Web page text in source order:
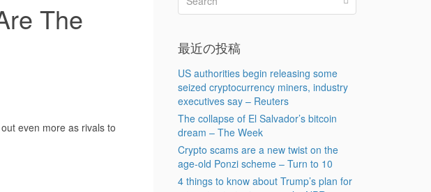
The
even more as rivals to
最近の投稿
US authorities begin releasing some
seized cryptocurrency miners, industry
executives say – Reuters
The collapse of El Salvador’s bitcoin
dream – The Week
Crypto scams are a new twist on the
age-old Ponzi scheme – Turn to 10
4 things to know about Trump’s plan for